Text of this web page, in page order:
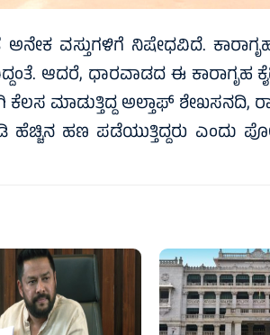
ವಸ್ತುಗಳಿಗೆ ನಿಷೇಧವಿದೆ.
ಆದರೆ, ಧಾರವಾಡದ ಈ ಕಾರಾಗೃಹ
ಮಾಡುತ್ತಿದ್ದ ಅಲ್ತಾಫ್ ಶೇಖಸನದಿ,
ಹೆಚ್ಚಿನ ಹಣ ಪಡೆಯುತ್ತಿದ್ದರು ಎಂದು